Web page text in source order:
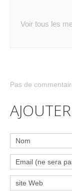
Voir tous les
Pas de